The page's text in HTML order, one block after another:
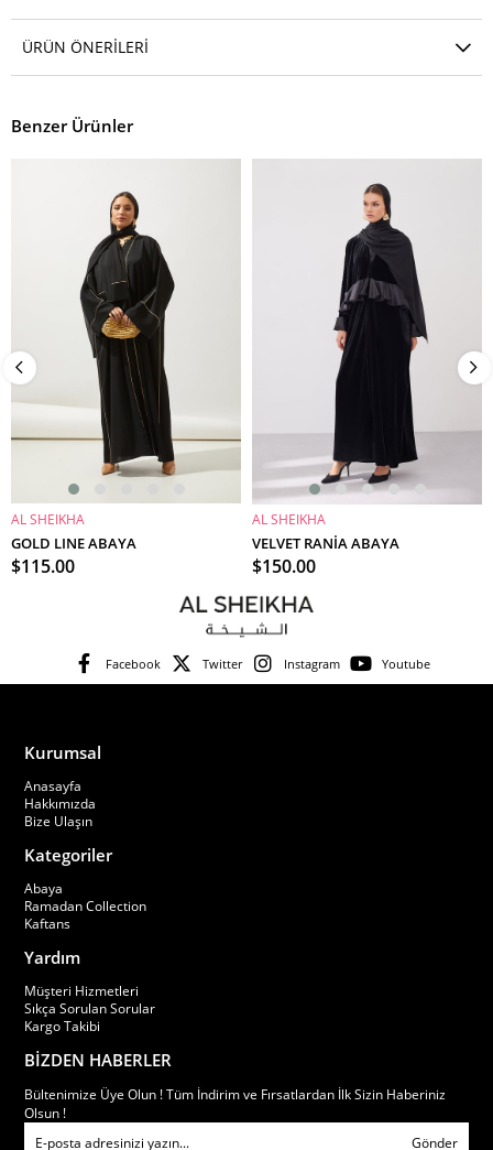
ÜRÜN ÖNERILERI
Benzer Ürünler
SEPETE EKLE
AL SHEIKHA
GOLD LINE ABAYA
$115.00
SEPETE EKLE
AL SHEIKHA
VELVET RANİA ABAYA
$150.00
Facebook Twitter Instagram Youtube
Kurumsal
Anasayfa
Hakkımızda
Bize Ulaşın
Kategoriler
Abaya
Ramadan Collection
Kaftans
Yardım
Müşteri Hizmetleri
Sıkça Sorulan Sorular
Kargo Takibi
BİZDEN HABERLER
Bültenimize Üye Olun ! Tüm İndirim ve Fırsatlardan İlk Sizin Haberiniz
Olsun !
Gönder